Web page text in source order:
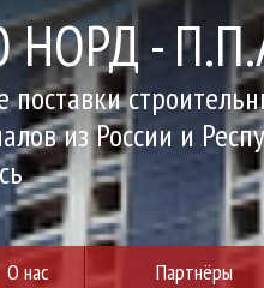
-
из России и
О нас Партнёры